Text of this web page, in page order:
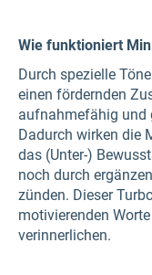
Wie funktioniert
Durch spezielle
einen fördernden
aufnahmefähig und
Dadurch wirken die
das (Unter-)
noch durch
zünden. Dieser
motivierenden
verinnerlichen.